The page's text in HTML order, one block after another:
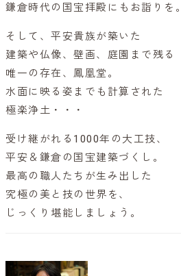
鎌倉時代の国宝拝殿にもお詣りを。
そして、平安貴族が築いた
建築や仏像、壁画、庭園まで残る
唯一の存在、鳳凰堂。
水面に映る姿までも計算された
極楽浄土・・・
受け継がれる1000年の大工技、
平安＆鎌倉の国宝建築づくし。
最高の職人たちが生み出した
究極の美と技の世界を、
じっくり堪能しましょう。